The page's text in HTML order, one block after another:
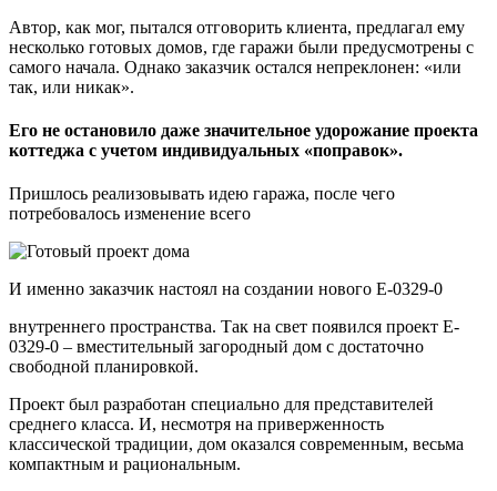
Автор, как мог, пытался отговорить клиента, предлагал ему
несколько готовых домов, где гаражи были предусмотрены с
самого начала. Однако заказчик остался непреклонен: «или
так, или никак».
Его не остановило даже значительное удорожание проекта
коттеджа с учетом индивидуальных «поправок».
Пришлось реализовывать идею гаража, после чего
потребовалось изменение всего
И именно заказчик настоял на создании нового E-0329-0
внутреннего пространства. Так на свет появился проект E-
0329-0 – вместительный загородный дом с достаточно
свободной планировкой.
Проект был разработан специально для представителей
среднего класса. И, несмотря на приверженность
классической традиции, дом оказался современным, весьма
компактным и рациональным.